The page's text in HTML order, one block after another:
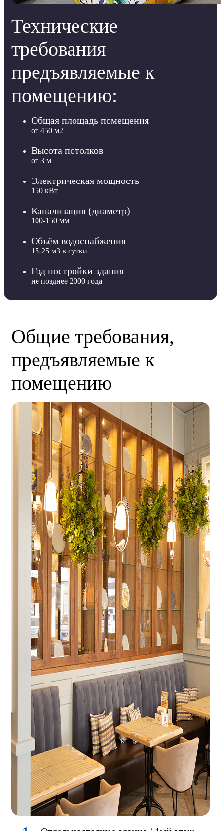
Технические
требования
предъявляемые к
помещению:
Общая площадь помещения
от 450 м2
Высота потолков
от 3 м
Электрическая мощность
150 кВт
Канализация (диаметр)
100-150 мм
Объём водоснабжения
15-25 м3 в сутки
Год постройки здания
не позднее 2000 года
Общие требования,
предъявляемые к
помещению